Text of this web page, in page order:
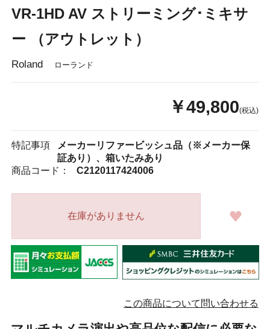
VR-1HD AV ストリーミング･ミキサ
ー （アウトレット）
Roland ローランド
￥49,800(税込)
特記事項
メーカーリファービッシュ品（※メーカー保
証あり）、箱いたみあり
商品コード：
C2120117424006
在庫がありません
この商品について問い合わせる